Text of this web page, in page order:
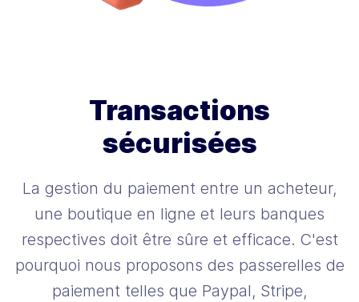
Transactions
sécurisées
La gestion du paiement entre un acheteur,
une boutique en ligne et leurs banques
respectives doit être sûre et efficace. C'est
pourquoi nous proposons des passerelles de
paiement telles que Paypal, Stripe,